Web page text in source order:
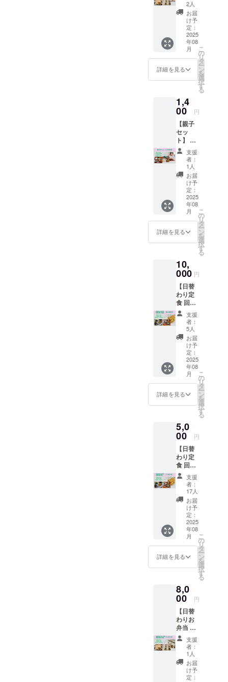
希望を
伺い調
整いた
します
（また
は備考
欄にお
イミン
グをご
ださ
い） そ
の季節
だけの
「旬」
を、大
切に詰
め込ん
でお届
けしま
す！
自由に3
回分選
択可能
（連続
でも分
散でも
OK） ・
トはす
べてお
期限：
2025年
8月1日
～2026
年1月31
日まで
にすべ
てお届
け完了
・お届
けタイ
ミング
は、
メール
にてご
伺い調
整いた
（(また
は備考
欄にお
届けタ
イミン
グをご
記入く
ださ
い） お
いしい
旬は、
いちば
んおい
しいと
きに。
毎回の
食卓
が、小
さな季
見にな
ります
よう
に。
品に、
汁物と
ごはん
を添え
た、く
るみ食
堂の基
本の定
食。 野
香りが
やさし
く広が
る、体
と心に
寄り添
うごは
んで
す。 ド
リンク
はコー
ヒー・
アイス
コー
ヒー・
アイス
ティー
ジュー
ス・り
んご
ジュー
ス、自
家製季
節のド
リンク
から選
べま
す。 ・
ご利用
はお一
人様1回
限りと
す。 ・
現金へ
ませ
ん。 ・
ご予約
時また
はご来
店時に
クラウ
ドファ
ンディ
ングで
支援を
した旨
をお声
掛けく
ださ
有効期
間：
8月から
1年有効
りお弁
当】 日
替わり
お弁当
（ごは
ん付
き）
1000円
→800円
農家直
送の新
材で作
る家庭
の味。
季節の
おばん
ざい3〜
4品を
ぎゅっ
と詰め
込ん
だ、く
るみ食
堂のお
弁当。
野菜の
うまみ
と季節
じ込め
た、や
さしい
味わい
です。
炊きた
てごは
ん付き
／おか
ずの
み、ど
ちらも
ご用意
してい
ます。
おうち
や職場
添うご
はんを
どう
ぞ。 ・
ご利用
はお一
人様1回
限りと
なりま
す。 ・
現金へ
の交換
はでき
ませ
ん。 ・
時また
はご来
ドファ
ンディ
ングで
支援を
した旨
をお声
掛けく
ださ
い。 ・
有効期
間：
2人
お届
け予
定：
2025
年08
月
詳細を見る
こ
の
リ
タ
ー
ン
を
選
択
す
る
1,4
00 円
【親子
セッ
ト】 日
替わり
定食
（通常
1,200
円）と
キッズ
プレー
ト（通
常500
円）
が、
セット
で 大人
＋子ど
も400円
に。 小
さなお
子さま
にも安
心して
食べて
いただ
ける、
やさし
い味つ
けのお
かずを
少しず
つ盛り
つけた
のお野
菜や手
づくり
の副
菜、お
にぎり
やスー
プな
ど、食
べやす
さにも
配慮し
ていま
す。 ア
レル
ギーや
苦手な
可能な
範囲で
対応し
ますの
で、お
気軽に
お声か
けくだ
さい
ね。 親
子で一
緒に
支援
者：
1人
お届
け予
定：
2025
年08
月
詳細を見る
こ
の
リ
タ
ー
ン
を
選
択
す
る
10,
000 円
【日替
わり定
食 回数
券（10
回）】
くるみ
食堂の
日替わ
り定食
（通常
1,200
円）
を、10
回分
10,000
円でお
いただ
けるお
得な回
数券で
す。
（2,000
円分お
得！）
ご本人
用はも
ちろ
ん、
ちょっ
とした
プレゼ
ントや
ご家族
すす
め。 使
用期限
は1年あ
ります
ので、
ご自身
のペー
スで
ゆっく
りお使
いいた
支援
者：
5人
お届
け予
定：
2025
年08
月
詳細を見る
こ
の
リ
タ
ー
ン
を
選
択
す
る
5,0
00 円
【日替
わり定
食 回数
券（5
回）】
くるみ
食堂の
日替わ
り定食
（通常
1,200
円）
を、5回
分5,000
円でお
楽しみ
けるお
得な回
数券で
す。
（1,000
円分お
得！）
ご本人
用はも
ちろ
ん、
ちょっ
支援
者：
17人
お届
け予
定：
2025
年08
月
詳細を見る
こ
の
リ
タ
ー
ン
を
選
択
す
る
8,0
00 円
【日替
わりお
弁当 回
数券
（10
回）】
くるみ
食堂の
日替わ
支援
者：
1人
お届
け予
定：